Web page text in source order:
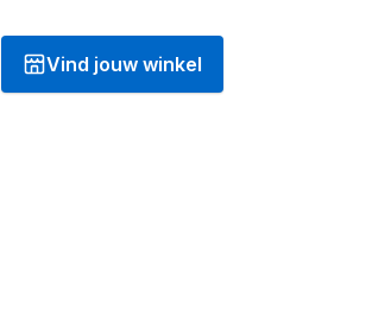
Vind jouw winkel